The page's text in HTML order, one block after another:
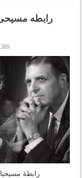
رابطه
رابطۀ